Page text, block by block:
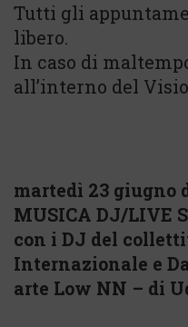
Tutti gli
libero.
In caso di
all’interno del
martedì 23 giugno
MUSICA DJ/LIVE
con i DJ del
Internazionale e
arte Low NN – di